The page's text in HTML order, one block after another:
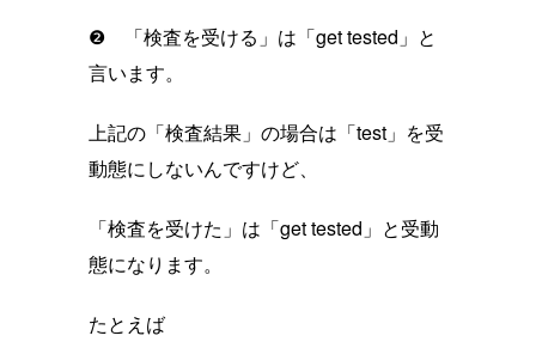
❷ 「検査を受ける」は「get tested」と
言います。
上記の「検査結果」の場合は「test」を受
動態にしないんですけど、
「検査を受けた」は「get tested」と受動
態になります。
たとえば